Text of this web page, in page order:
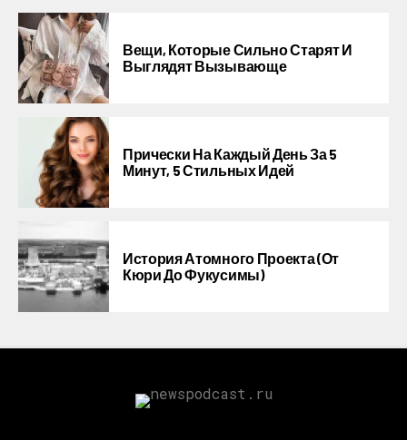
Вещи, Которые Сильно Старят И
Выглядят Вызывающе
Прически На Каждый День За 5
Минут, 5 Стильных Идей
История Атомного Проекта (от
Кюри До Фукусимы)